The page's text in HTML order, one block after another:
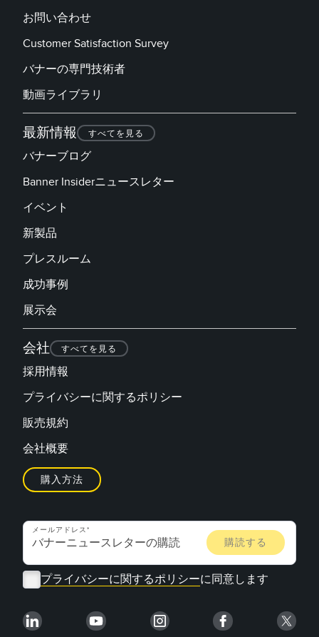
TECHNOLOGY
IO-Link対応センサ
お問い合わせ
Customer Satisfaction Survey
バナーの専門技術者
動画ライブラリ
最新情報 すべてを見る
バナーブログ
Banner Insiderニュースレター
イベント
新製品
プレスルーム
成功事例
展示会
会社 すべてを見る
採用情報
プライバシーに関するポリシー
販売規約
会社概要
購入方法
メールアドレス
プライバシーに関するポリシーに同意します